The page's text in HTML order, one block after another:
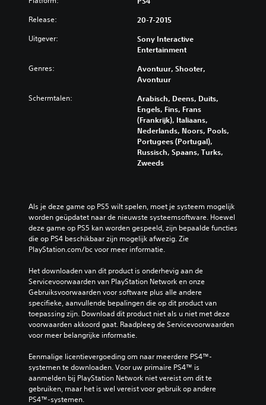
Release: 20-7-2015
Uitgever:
Sony Interactive
Entertainment
Genres:
Avontuur, Shooter,
Avontuur
Schermtalen:
Arabisch, Deens, Duits,
Engels, Fins, Frans
(Frankrijk), Italiaans,
Nederlands, Noors, Pools,
Portugees (Portugal),
Russisch, Spaans, Turks,
Zweeds
Als je deze game op PS5 wilt spelen, moet je systeem mogelijk
worden geüpdatet naar de nieuwste systeemsoftware. Hoewel
deze game op PS5 kan worden gespeeld, zijn bepaalde functies
die op PS4 beschikbaar zijn mogelijk afwezig. Zie
PlayStation.com/bc voor meer informatie.
Het downloaden van dit product is onderhevig aan de
Servicevoorwaarden van PlayStation Network en onze
Gebruiksvoorwaarden voor software plus alle andere
specifieke, aanvullende bepalingen die op dit product van
toepassing zijn. Download dit product niet als u niet met deze
voorwaarden akkoord gaat. Raadpleeg de Servicevoorwaarden
voor meer belangrijke informatie.
Eenmalige licentievergoeding om naar meerdere PS4™-
systemen te downloaden. Voor uw primaire PS4™ is
aanmelden bij PlayStation Network niet vereist om dit te
gebruiken, maar het is wel vereist voor gebruik op andere
PS4™-systemen.